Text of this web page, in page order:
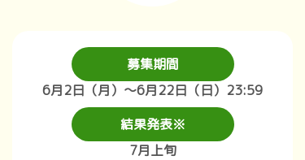
募集期間
6月2日（月）～6月22日（日）23:59
結果発表※
7月上旬